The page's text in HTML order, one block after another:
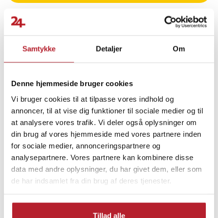
Samtykke Detaljer Om
Denne hjemmeside bruger cookies
Vi bruger cookies til at tilpasse vores indhold og
annoncer, til at vise dig funktioner til sociale medier og til
at analysere vores trafik. Vi deler også oplysninger om
din brug af vores hjemmeside med vores partnere inden
for sociale medier, annonceringspartnere og
analysepartnere. Vores partnere kan kombinere disse
data med andre oplysninger, du har givet dem, eller som
de har indsamlet fra din brug af deres tjenester.
Tillad alle
Musen understøtter tre forbindelsestilstande: 2,4 GHz via
modtager for lav latenstid, Bluetooth for fleksibel brug og kablet
tilstand via USB. Den medfølgende ladestation fungerer både som
er klar til brug.
knapper og finjustere indstillingerne for at optimere ydeevnen
efter dine behov.
Et gennemtænkt valg til gamere, der søger høj præcision, lav vægt
og fleksible tilslutningsmuligheder i et stilrent, sort design.
Specifikationer: Machenike
- Mærke: Machenike
- Model: L8 Max
- Sensor: Pixart PAW3395
- Polling-hastighed: 1000 Hz
Finde gode tilbud
Gaming Gaming-mus